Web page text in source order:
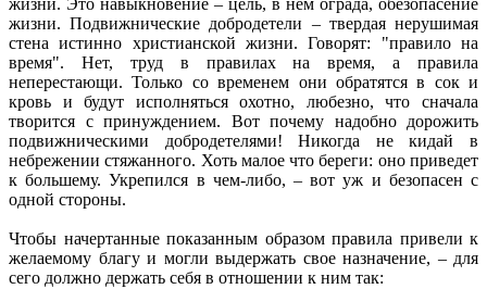
жизни. Это навыкновение – цель, в нем ограда, обезопасение
жизни. Подвижнические добродетели – твердая нерушимая
стена истинно христианской жизни. Говорят: "правило на
время". Нет, труд в правилах на время, а правила
неперестающи. Только со временем они обратятся в сок и
кровь и будут исполняться охотно, любезно, что сначала
творится с принуждением. Вот почему надобно дорожить
подвижническими добродетелями! Никогда не кидай в
небрежении стяжанного. Хоть малое что береги: оно приведет
к большему. Укрепился в чем-либо, – вот уж и безопасен с
одной стороны.
Чтобы начертанные показанным образом правила привели к
желаемому благу и могли выдержать свое назначение, – для
сего должно держать себя в отношении к ним так: